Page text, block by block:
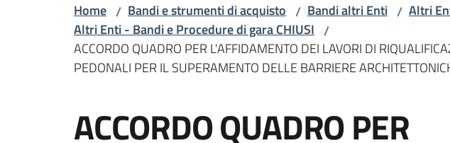
Home / Bandi e strumenti di acquisto / Bandi altri Enti / Altri
Altri Enti - Bandi e Procedure di gara CHIUSI /
ACCORDO QUADRO PER L'AFFIDAMENTO DEI LAVORI DI
PEDONALI PER IL SUPERAMENTO DELLE BARRIERE
ACCORDO QUADRO PER